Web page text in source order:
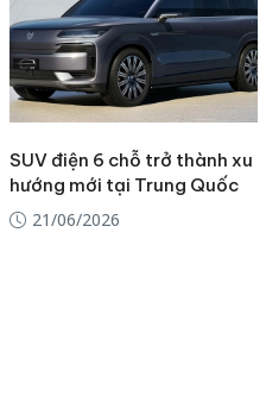
SUV điện 6 chỗ trở thành xu
hướng mới tại Trung Quốc
21/06/2026